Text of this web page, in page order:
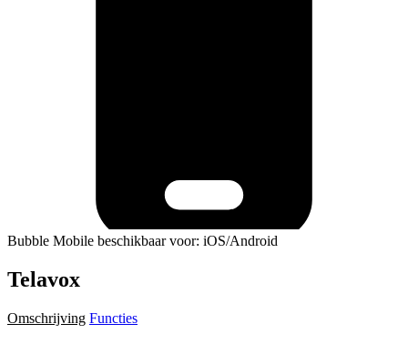
Bubble Mobile beschikbaar voor: iOS/Android
Telavox
Omschrijving Functies